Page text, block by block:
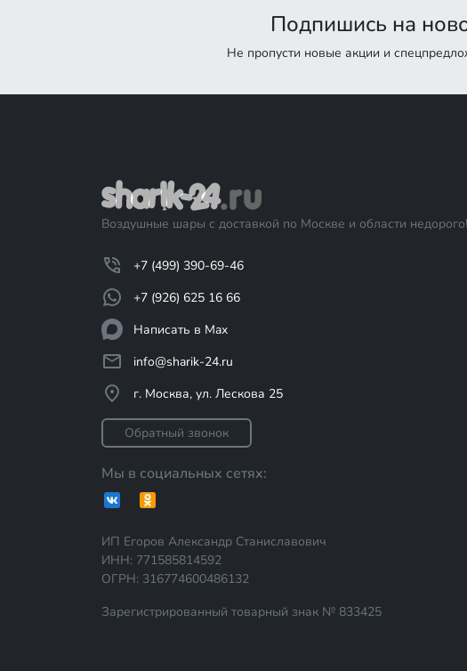
Подпишись на
Не пропусти новые акции и
Воздушные шары с доставкой по Москве и области недорого!
+7 (499) 390-69-46
+7 (926) 625 16 66
Написать в Max
info@sharik-24.ru
г. Москва, ул. Лескова 25
Обратный звонок
Мы в социальных сетях:
ИП Егоров Александр Станиславович
ИНН: 771585814592
ОГРН: 316774600486132
Зарегистрированный товарный знак № 833425